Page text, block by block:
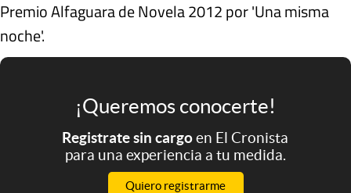
Premio Alfaguara de Novela 2012 por 'Una misma
noche'.
¡Queremos conocerte!
Registrate sin cargoen El Cronista
para una experiencia a tu medida.
Quiero registrarme